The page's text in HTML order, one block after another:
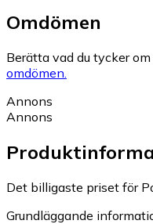
Omdömen
Berätta vad du tycker
omdömen.
Annons
Annons
Det billigaste priset för
Grundläggande